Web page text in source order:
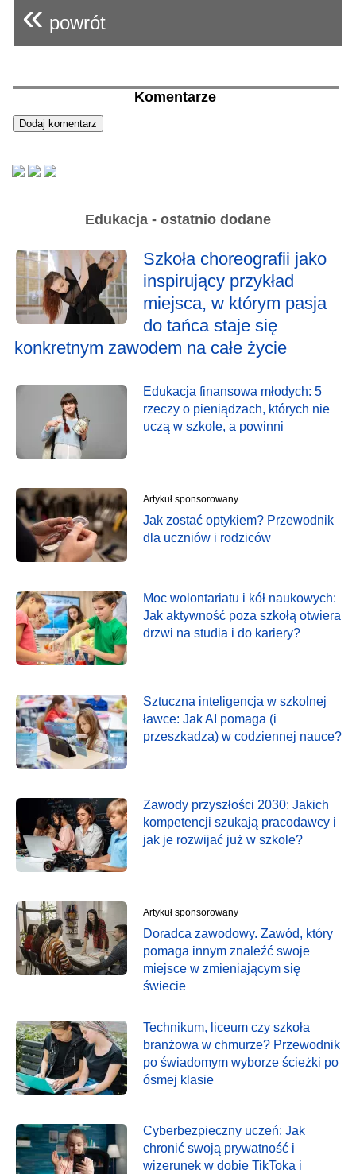
« powrót
Komentarze
Edukacja - ostatnio dodane
Szkoła choreografii jako
inspirujący przykład
miejsca, w którym pasja
do tańca staje się
konkretnym zawodem na całe życie
Edukacja finansowa młodych: 5
rzeczy o pieniądzach, których nie
uczą w szkole, a powinni
Artykuł sponsorowany
Jak zostać optykiem? Przewodnik
dla uczniów i rodziców
Moc wolontariatu i kół naukowych:
Jak aktywność poza szkołą otwiera
drzwi na studia i do kariery?
Sztuczna inteligencja w szkolnej
ławce: Jak AI pomaga (i
przeszkadza) w codziennej nauce?
Zawody przyszłości 2030: Jakich
kompetencji szukają pracodawcy i
jak je rozwijać już w szkole?
Artykuł sponsorowany
Doradca zawodowy. Zawód, który
pomaga innym znaleźć swoje
miejsce w zmieniającym się
świecie
Technikum, liceum czy szkoła
branżowa w chmurze? Przewodnik
po świadomym wyborze ścieżki po
ósmej klasie
Cyberbezpieczny uczeń: Jak
chronić swoją prywatność i
wizerunek w dobie TikToka i